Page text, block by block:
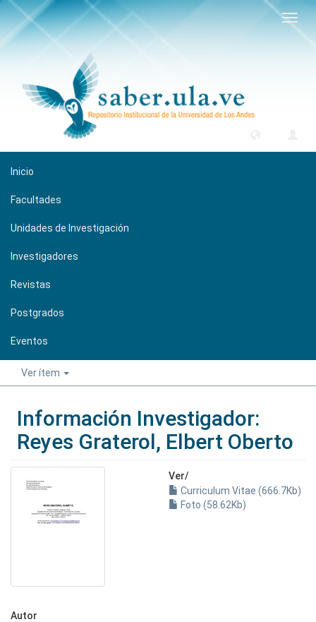
Inicio
Facultades
Unidades de Investigación
Investigadores
Revistas
Postgrados
Eventos
Ver ítem
Información Investigador:
Reyes Graterol, Elbert Oberto
Ver/
Curriculum Vitae (666.7Kb)
Foto (58.62Kb)
Autor